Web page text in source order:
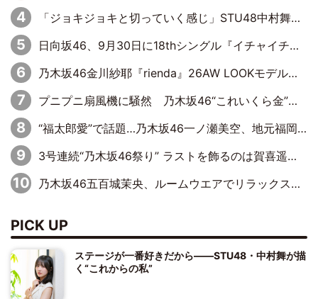
「ジョキジョキと切っていく感じ」STU48中村舞、新しい挑戦は自らの手で
日向坂46、9月30日に18thシングル『イチャイチャ虫』の発売決定！ フォーメーションは『日向坂で会いましょう』にて発表
乃木坂46金川紗耶『rienda』26AW LOOKモデルに就任
プニプニ扇風機に騒然 乃木坂46“これいくら金”延長中は今回もわちゃわちゃ全開
“福太郎愛”で話題…乃木坂46一ノ瀬美空、地元福岡『めんべい25周年トップサポーター』に就任
3号連続“乃木坂46祭り” ラストを飾るのは賀喜遥香…5年ぶりの登場に「5年分大人になった私を見ていただけたら」
乃木坂46五百城茉央、ルームウエアでリラックス「今回のグラビアを見て成長を感じていただけるとうれしい」
PICK UP
ステージが一番好きだから――STU48・中村舞が描
く“これからの私”